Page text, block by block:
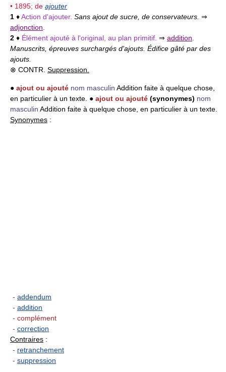
• 1895; de ajouter
1 ♦Action d'ajouter. Sans ajout de sucre, de conservateurs. ⇒
adjonction
2 ♦ Élément ajouté à l'original, au plan primitif. ⇒ addition
Manuscrits, épreuves surchargés d'ajouts. Édifice gâté par des
ajouts.
⊗ CONTR. Suppression.
● ajout ou ajouté nom masculin Addition faite à quelque chose,
en particulier à un texte. ● ajout ou ajouté (synonymes) nom
masculin Addition faite à quelque chose, en particulier à un texte.
Synonymes :
- addendum
- addition
- complément
- correction
Contraires :
- retranchement
- suppression